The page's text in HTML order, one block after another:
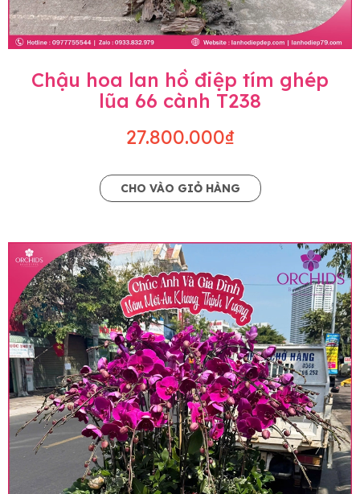
Chậu hoa lan hồ điệp tím ghép
lũa 66 cành T238
27.800.000₫
CHO VÀO GIỎ HÀNG